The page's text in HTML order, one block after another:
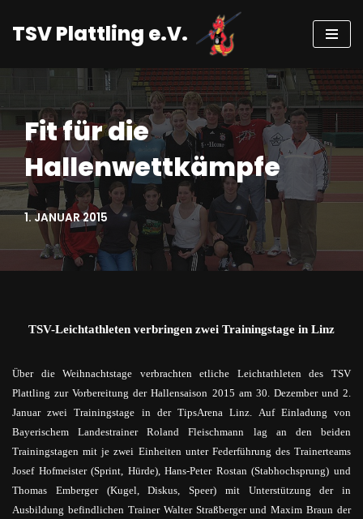
Zum
TSV Plattling e.V.
Fit für die
Hallenwettkämpfe
1. JANUAR 2015
TSV-Leichtathleten verbringen zwei Trainingstage in Linz
Über die Weihnachtstage verbrachten etliche Leichtathleten des TSV
Plattling zur Vorbereitung der Hallensaison 2015 am 30. Dezember und 2.
Januar zwei Trainingstage in der TipsArena Linz. Auf Einladung von
Bayerischem Landestrainer Roland Fleischmann lag an den beiden
Trainingstagen mit je zwei Einheiten unter Federführung des Trainerteams
Josef Hofmeister (Sprint, Hürde), Hans-Peter Rostan (Stabhochsprung) und
Thomas Emberger (Kugel, Diskus, Speer) mit Unterstützung der in
Ausbildung befindlichen Trainer Walter Straßberger und Maxim Braun der